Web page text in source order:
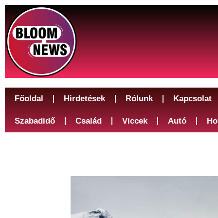
Főoldal Hirdetések Rólunk Kapcsolat
Szabadidő Család Viccek Autó